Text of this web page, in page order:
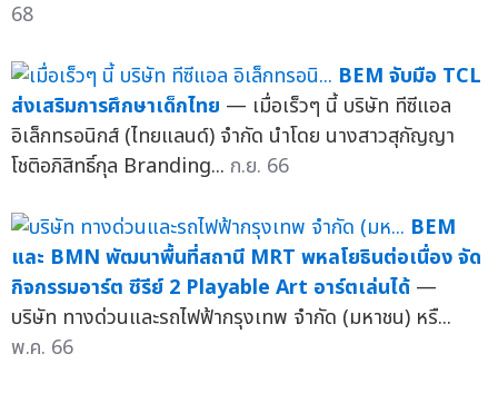
68
BEM จับมือ TCL
ส่งเสริมการศึกษาเด็กไทย — เมื่อเร็วๆ นี้ บริษัท ทีซีแอล
อิเล็กทรอนิกส์ (ไทยแลนด์) จำกัด นำโดย นางสาวสุกัญญา
โชติอภิสิทธิ์กุล Branding... ก.ย. 66
BEM
และ BMN พัฒนาพื้นที่สถานี MRT พหลโยธินต่อเนื่อง จัด
กิจกรรมอาร์ต ซีรีย์ 2 Playable Art อาร์ตเล่นได้ —
บริษัท ทางด่วนและรถไฟฟ้ากรุงเทพ จำกัด (มหาชน) หรื...
พ.ค. 66